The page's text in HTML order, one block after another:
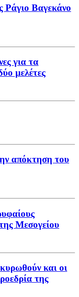
Ράγιο Βαγεκάνο
για τα
μελέτες
απόκτηση του
Μεσογείου
και οι
της